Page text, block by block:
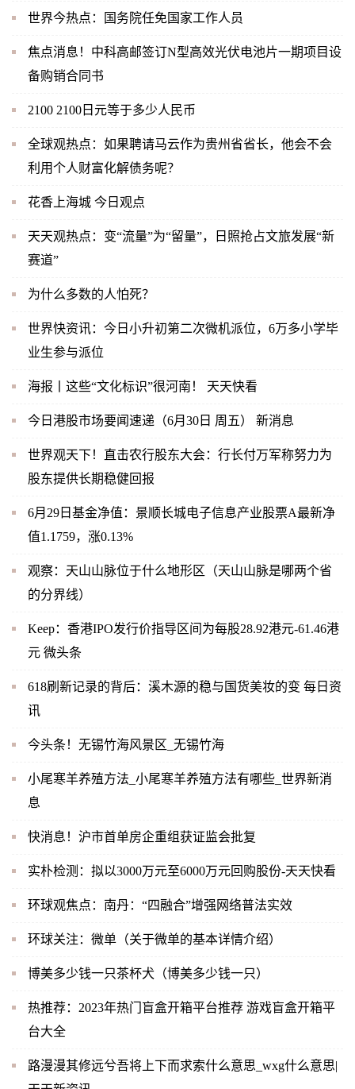
世界今热点：国务院任免国家工作人员
焦点消息！中科高邮签订N型高效光伏电池片一期项目设
备购销合同书
2100 2100日元等于多少人民币
全球观热点：如果聘请马云作为贵州省省长，他会不会
利用个人财富化解债务呢？
花香上海城 今日观点
天天观热点：变“流量”为“留量”，日照抢占文旅发展“新
赛道”
为什么多数的人怕死？
世界快资讯：今日小升初第二次微机派位，6万多小学毕
业生参与派位
海报丨这些“文化标识”很河南！ 天天快看
今日港股市场要闻速递（6月30日 周五） 新消息
世界观天下！直击农行股东大会：行长付万军称努力为
股东提供长期稳健回报
6月29日基金净值：景顺长城电子信息产业股票A最新净
值1.1759，涨0.13%
观察：天山山脉位于什么地形区（天山山脉是哪两个省
的分界线）
Keep：香港IPO发行价指导区间为每股28.92港元-61.46港
元 微头条
618刷新记录的背后：溪木源的稳与国货美妆的变 每日资
讯
今头条！无锡竹海风景区_无锡竹海
小尾寒羊养殖方法_小尾寒羊养殖方法有哪些_世界新消
息
快消息！沪市首单房企重组获证监会批复
实朴检测：拟以3000万元至6000万元回购股份-天天快看
环球观焦点：南丹：“四融合”增强网络普法实效
环球关注：微单（关于微单的基本详情介绍）
博美多少钱一只茶杯犬（博美多少钱一只）
热推荐：2023年热门盲盒开箱平台推荐 游戏盲盒开箱平
台大全
路漫漫其修远兮吾将上下而求索什么意思_wxg什么意思|